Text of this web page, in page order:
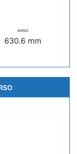
ANNO
630.6 mm